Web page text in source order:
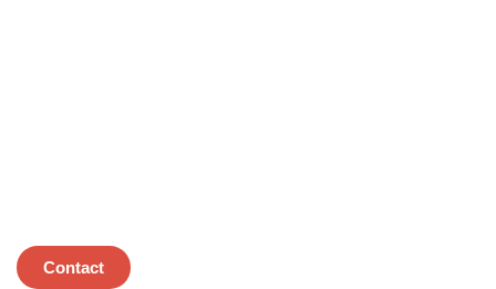
Contact